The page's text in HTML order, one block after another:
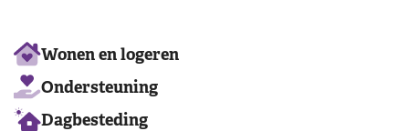
Ons
aanbod
Wonen en logeren
Ondersteuning
Dagbesteding